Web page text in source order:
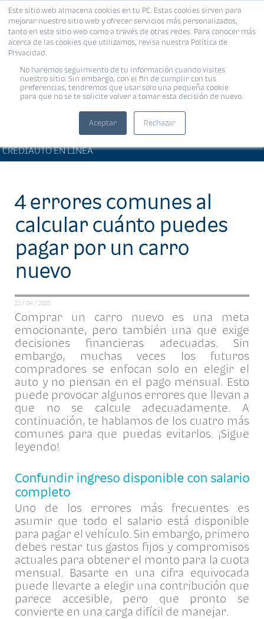
Este sitio web almacena cookies en tu PC. Estas cookies sirven para
mejorar nuestro sitio web y ofrecer servicios más personalizados,
tanto en este sitio web como a través de otras redes. Para conocer más
acerca de las cookies que utilizamos, revisa nuestra Política de
Privacidad.
No haremos seguimiento de tu información cuando visites
nuestro sitio. Sin embargo, con el fin de cumplir con tus
preferencias, tendremos que usar solo una pequeña cookie
para que no se te solicite volver a tomar esta decisión de nuevo.
Aceptar Rechazar
MENÚ
CREDIAUTO EN LÍNEA
4 errores comunes al
calcular cuánto puedes
pagar por un carro
nuevo
22 / 04 / 2025
Comprar un carro nuevo es una meta
emocionante, pero también una que exige
decisiones financieras adecuadas. Sin
embargo, muchas veces los futuros
compradores se enfocan solo en elegir el
auto y no piensan en el pago mensual. Esto
puede provocar algunos errores que llevan a
que no se calcule adecuadamente. A
continuación, te hablamos de los cuatro más
comunes para que puedas evitarlos. ¡Sigue
leyendo!
Confundir ingreso disponible con salario
completo
Uno de los errores más frecuentes es
asumir que todo el salario está disponible
para pagar el vehículo. Sin embargo, primero
debes restar tus gastos fijos y compromisos
actuales para obtener el monto para la cuota
mensual. Basarte en una cifra equivocada
puede llevarte a elegir una contribución que
parece accesible, pero que pronto se
convierte en una carga difícil de manejar.